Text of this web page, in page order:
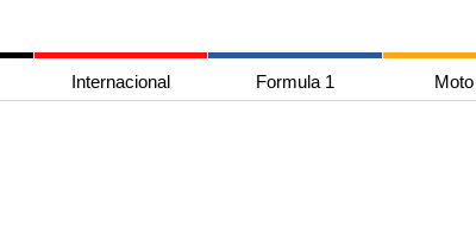
Internacional Formula 1